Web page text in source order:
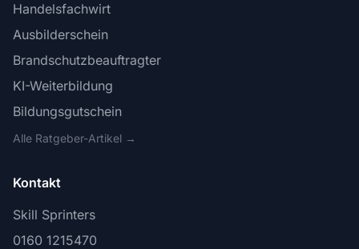
Handelsfachwirt
Ausbilderschein
Brandschutzbeauftragter
KI-Weiterbildung
Bildungsgutschein
Alle Ratgeber-Artikel →
Kontakt
Skill Sprinters
0160 1215470